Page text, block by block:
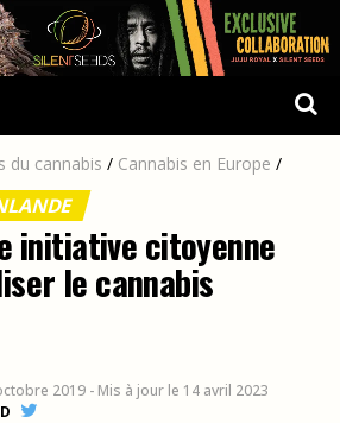
du cannabis / Cannabis en Europe /
initiative citoyenne
le cannabis
2019 - Mis à jour le 14 avril 2023